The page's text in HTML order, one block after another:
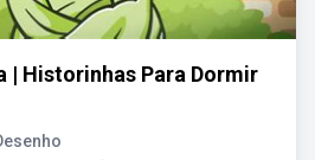
| Historinhas Para Dormir